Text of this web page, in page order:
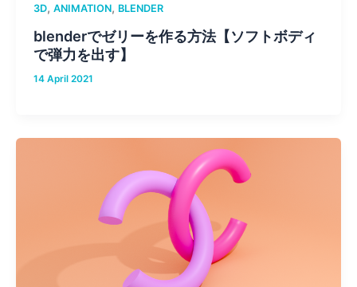
3D, ANIMATION, BLENDER
blenderでゼリーを作る方法【ソフトボディ
で弾力を出す】
14 April 2021